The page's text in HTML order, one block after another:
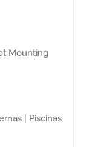
Mounting
| Piscinas